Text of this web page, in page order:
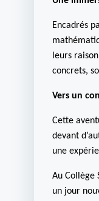
Encadrés
leurs
concrets,
Vers un
Cette
devant
une
Au Collège
un jour